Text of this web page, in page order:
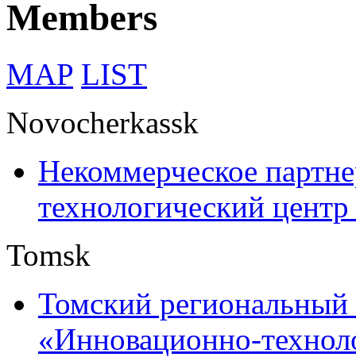
Members
MAP LIST
Novocherkassk
Некоммерческое
технологический
Tomsk
Томский
«Инновационно-